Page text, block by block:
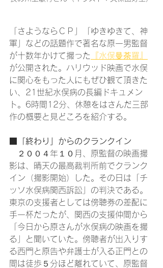
「さようならＣＰ」「ゆきゆきて、神
軍」などの話題作で著名な原一男監督
が十数年かけて撮った
『水俣曼荼羅』
が公開された。ハリウッド映画で水俣
に関心をもった人にもぜひ観て頂きた
い、21世紀水俣病の長編ドキュメン
ト。6時間12分、休憩をはさんだ三部
作の概要と見どころを紹介する。
■「終わり」からのクランクイン
２００４年１０月、原監督の映画撮
影は、晴天の最高裁判所前でクランク
イン（撮影開始）した。その日は「チ
ッソ水俣病関西訴訟」の判決である。
東京の支援者としては傍聴券の差配に
手一杯だったが、関西の支援仲間から
「今日から原さんが水俣病の映画を撮
る」と聞いていた。傍聴者が出入りす
る西門と原告や弁護士が入る正門との
間は徒歩５分ほど離れていて、原監督